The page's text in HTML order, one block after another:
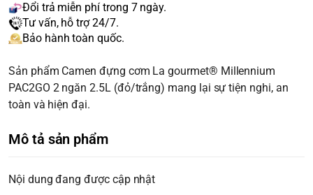
Đổi trả miễn phí trong 7 ngày.
Tư vấn, hỗ trợ 24/7.
Bảo hành toàn quốc.
Sản phẩm Camen đựng cơm La gourmet® Millennium
PAC2GO 2 ngăn 2.5L (đỏ/trắng) mang lại sự tiện nghi, an
toàn và hiện đại.
Mô tả sản phẩm
Nội dung đang được cập nhật